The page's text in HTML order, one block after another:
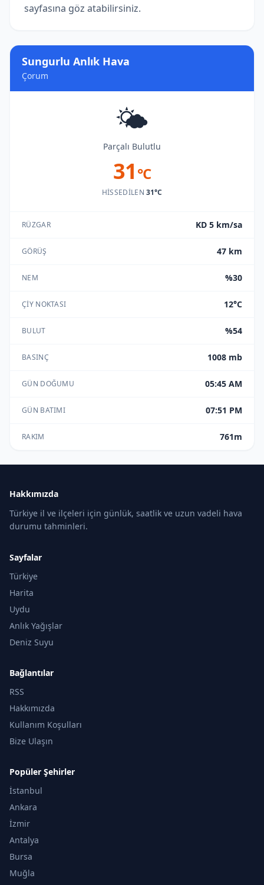
Sungurlu Anlık Hava
Çorum
🌤️
Parçalı Bulutlu
31 °C
HISSEDILEN31°C
RÜZGAR KD 5 km/sa
GÖRÜŞ 47 km
NEM %30
ÇIY NOKTASI 12°C
BULUT %54
BASINÇ 1008 mb
GÜN DOĞUMU 05:45 AM
GÜN BATIMI 07:51 PM
RAKIM 761m
sayfasına göz atabilirsiniz.
Hakkımızda
Türkiye il ve ilçeleri için günlük, saatlik ve uzun vadeli hava
durumu tahminleri.
Sayfalar
Türkiye
Harita
Uydu
Anlık Yağışlar
Deniz Suyu
Bağlantılar
RSS
Hakkımızda
Kullanım Koşulları
Bize Ulaşın
Popüler Şehirler
İstanbul
Ankara
İzmir
Antalya
Bursa
Muğla